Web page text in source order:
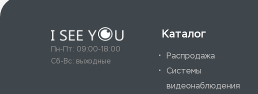
Пн-Пт: 09:00-18:00
Сб-Вс: выходные
Каталог
Распродажа
Системы
видеонаблюдения